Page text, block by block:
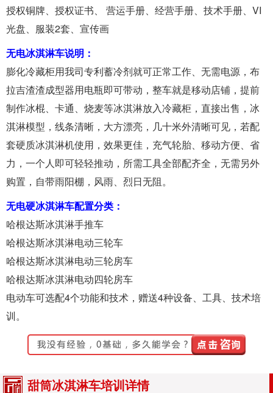
授权铜牌、授权证书、 营运手册、经营手册、技术手册、VI
光盘、服装2套、宣传画
无电冰淇淋车说明：
膨化冷藏柜用我司专利蓄冷剂就可正常工作、无需电源，布
拉吉渣渣成型器用电瓶即可带动，整车就是移动店铺，提前
制作冰棍、卡通、烧麦等冰淇淋放入冷藏柜，直接出售，冰
淇淋模型，线条清晰，大方漂亮，几十米外清晰可见，若配
套硬质冰淇淋机使用，效果更佳，充气轮胎、移动方便、省
力，一个人即可轻轻推动，所需工具全部配齐全，无需另外
购置，自带雨阳棚，风雨、烈日无阻。
无电硬冰淇淋车配置分类：
哈根达斯冰淇淋手推车
哈根达斯冰淇淋电动三轮车
哈根达斯冰淇淋电动三轮房车
哈根达斯冰淇淋电动四轮房车
电动车可选配4个功能和技术，赠送4种设备、工具、技术培
训。
甜筒冰淇淋车培训详情